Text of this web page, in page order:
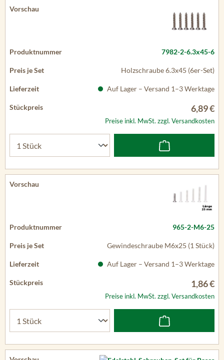
7982-2-6.3x45-6
Holzschraube 6.3x45 (6er-Set)
Auf Lager – Versand 1–3 Werktage
6,89 €
Preise inkl. MwSt. zzgl. Versandkosten
965-2-M6-25
Gewindeschraube M6x25 (1 Stück)
Auf Lager – Versand 1–3 Werktage
1,86 €
Preise inkl. MwSt. zzgl. Versandkosten